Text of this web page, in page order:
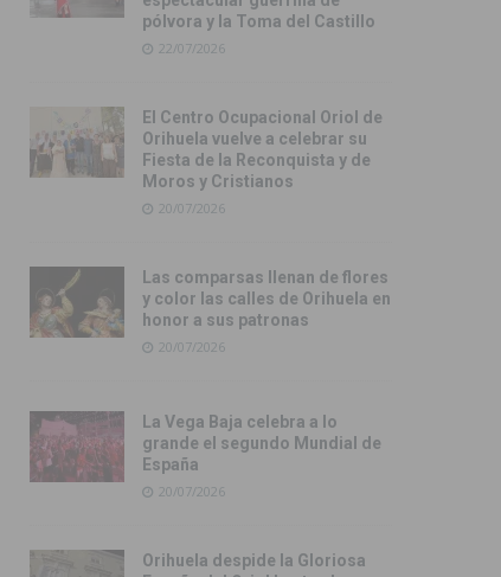
pólvora y la Toma del Castillo
22/07/2026
El Centro Ocupacional Oriol de
Orihuela vuelve a celebrar su
Fiesta de la Reconquista y de
Moros y Cristianos
20/07/2026
Las comparsas llenan de flores
y color las calles de Orihuela en
honor a sus patronas
20/07/2026
La Vega Baja celebra a lo
grande el segundo Mundial de
España
20/07/2026
Orihuela despide la Gloriosa